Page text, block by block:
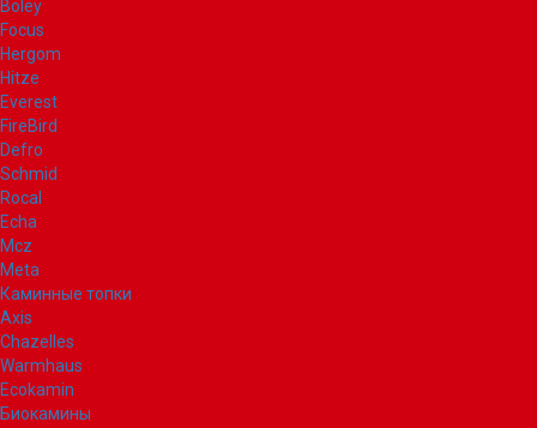
Boley
Focus
Hergom
Hitze
Everest
FireBird
Defro
Schmid
Rocal
Echa
Mcz
Meta
Каминные топки
Axis
Chazelles
Warmhaus
Ecokamin
Биокамины